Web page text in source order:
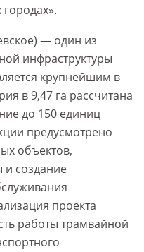
— один из
инфраструктуры
крупнейшим в
в 9,47 га рассчитана
до 150 единиц
предусмотрено
объектов,
и создание
проекта
работы трамвайной